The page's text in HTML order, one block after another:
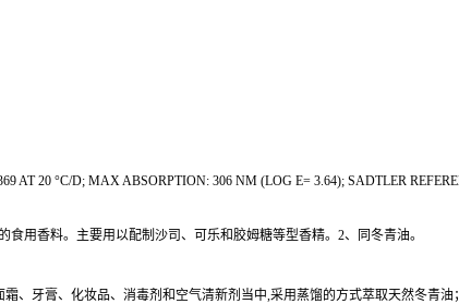
AT 20 °C/D; MAX ABSORPTION: 306 NM (LOG E= 3.64); SADTLER
食用香料。主要用以配制沙司、可乐和胶姆糖等型香精。2、同冬青油。
、牙膏、化妆品、消毒剂和空气清新剂当中,采用蒸馏的方式萃取天然冬青油；